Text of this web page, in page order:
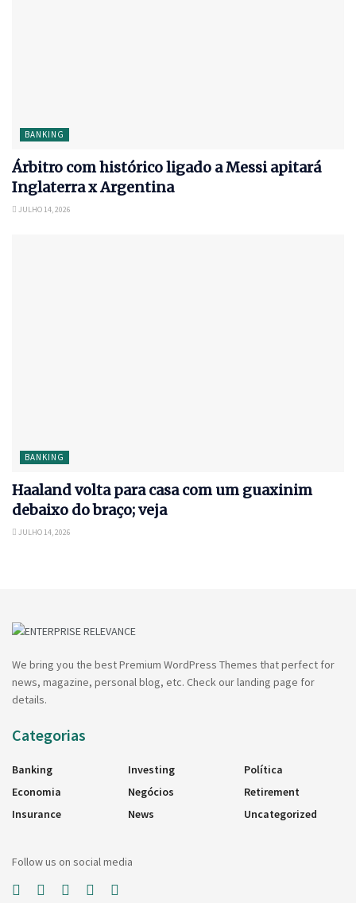
BANKING
Árbitro com histórico ligado a Messi apitará
Inglaterra x Argentina
JULHO 14, 2026
BANKING
Haaland volta para casa com um guaxinim
debaixo do braço; veja
JULHO 14, 2026
We bring you the best Premium WordPress Themes that perfect for
news, magazine, personal blog, etc. Check our landing page for
details.
Categorias
Banking
Economia
Insurance
Investing
Negócios
News
Política
Retirement
Uncategorized
Follow us on social media